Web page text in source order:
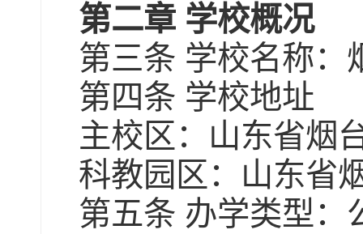
第二章 学校概况
第三条 学校名称：
第四条 学校地址
主校区：山东省烟
科教园区：山东省
第五条 办学类型：